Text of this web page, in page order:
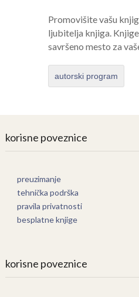
Promovišite vašu
ljubitelja knjiga.
savršeno mesto za
autorski program
korisne poveznice
preuzimanje
tehnička podrška
pravila privatnosti
besplatne knjige
korisne poveznice